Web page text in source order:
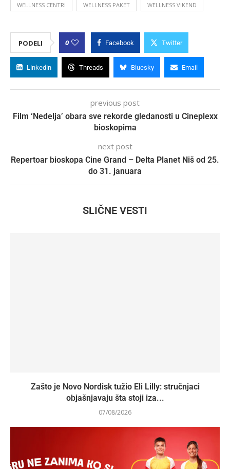
WELLNESS CENTRI WELLNESS PAKET WELLNESS VIKEND
PODELI 0 Facebook Twitter
Linkedin Threads Bluesky Email
previous post
Film ‘Nedelja’ obara sve rekorde gledanosti u Cineplexx
bioskopima
next post
Repertoar bioskopa Cine Grand – Delta Planet Niš od 25.
do 31. januara
SLIČNE VESTI
Zašto je Novo Nordisk tužio Eli Lilly: stručnjaci
objašnjavaju šta stoji iza...
07/08/2026